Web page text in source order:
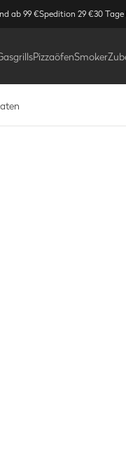
ab 99 €Spedition 29 €30
PizzaöfenSmoker